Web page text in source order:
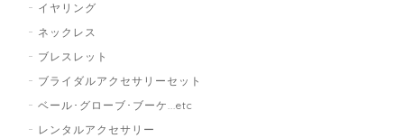
イヤリング
ネックレス
ブレスレット
ブライダルアクセサリーセット
ベール･グローブ･ブーケ...etc
レンタルアクセサリー